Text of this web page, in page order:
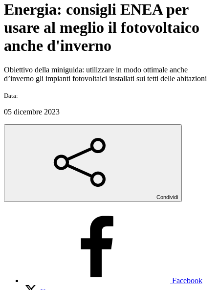
Energia: consigli ENEA per
usare al meglio il fotovoltaico
anche d'inverno
Obiettivo della miniguida: utilizzare in modo ottimale anche
d’inverno gli impianti fotovoltaici installati sui tetti delle abitazioni
Data:
05 dicembre 2023
Condividi
Facebook